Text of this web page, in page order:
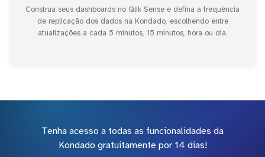
Construa seus dashboards no Qlik Sense e defina a frequência
de replicação dos dados na Kondado, escolhendo entre
atualizações a cada 5 minutos, 15 minutos, hora ou dia.
Tenha acesso a todas as funcionalidades da
Kondado gratuitamente por 14 dias!